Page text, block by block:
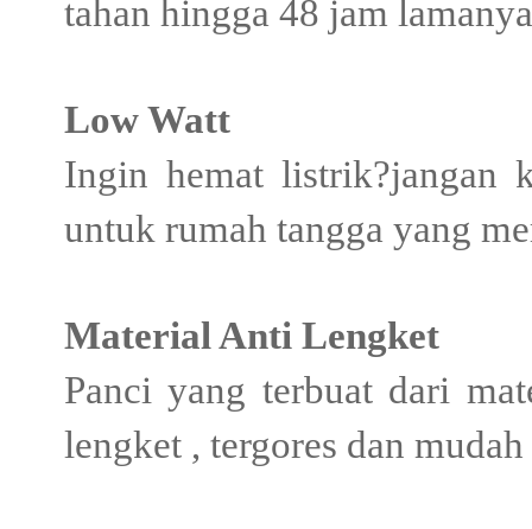
tahan hingga 48 jam
Low Watt
Ingin hemat listrik?jangan
untuk rumah tangga yang
Material Anti Lengket
Panci yang terbuat dari
lengket , tergores dan